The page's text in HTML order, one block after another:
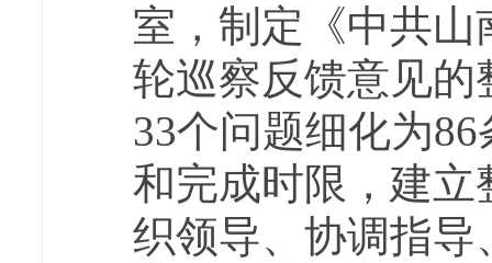
室，制定《中共
轮巡察反馈意见
33个问题细化为
和完成时限，建
织领导、协调指